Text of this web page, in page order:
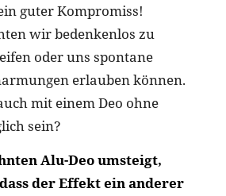
guter Kompromiss!
wir bedenkenlos zu
oder uns spontane
erlauben können.
mit einem Deo ohne
sein?
Alu-Deo umsteigt,
der Effekt ein anderer